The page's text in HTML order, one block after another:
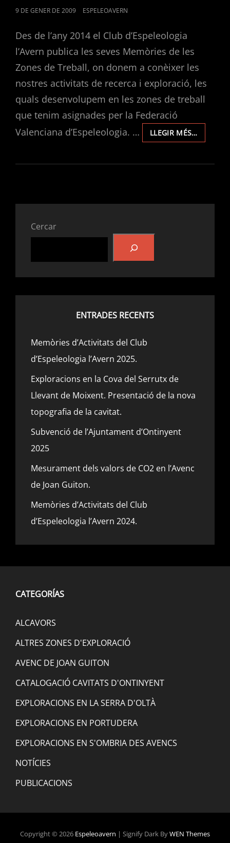
POSTED
9 DE GENER DE 2009 ESPELEOAVERN
Des de l’any 2014 el Club d’Espeleologia
l’Avern publica les seves Memòries de les
Zones de Treball, on donem a conèixer les
nostres activitats de recerca i exploració, les
quals desenvolupem en les zones de treball
que tenim asignades per la Federació
Valenciana d’Espeleologia. …
LLEGIR MÉS…
DE
ZONES
Cercar
ENTRADES RECENTS
Memòries d’Activitats del Club
d’Espeleologia l’Avern 2025.
Exploracions en la Cova del Serrutx de
Llevant de Moixent. Presentació de la nova
topografia de la cavitat.
Subvenció de l’Ajuntament d’Ontinyent
2025
Mesurament dels valors de CO2 en l’Avenc
de Joan Guiton.
Memòries d’Activitats del Club
d’Espeleologia l’Avern 2024.
CATEGORÍAS
ALCAVORS
ALTRES ZONES D'EXPLORACIÓ
AVENC DE JOAN GUITON
CATALOGACIÓ CAVITATS D'ONTINYENT
EXPLORACIONS EN LA SERRA D'OLTÀ
EXPLORACIONS EN PORTUDERA
EXPLORACIONS EN S'OMBRIA DES AVENCS
NOTÍCIES
PUBLICACIONS
Copyright © 2026 Espeleoavern | Signify Dark ByWEN Themes